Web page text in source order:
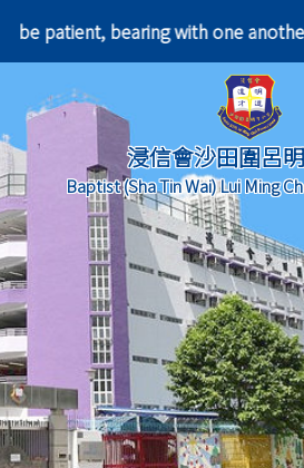
patient, bearing with one
浸信會沙田圍呂
Baptist (Sha Tin Wai) Lui Ming